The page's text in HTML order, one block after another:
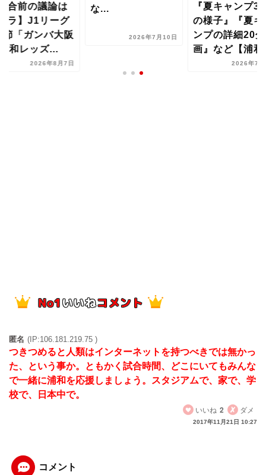
合前の議論は
ラ】J1リーグ
節「ガンバ大阪
和レッズ...
2026年8月7日
な...
2026年7月10日
『夏キャンプ3
の様子』『夏キ
ンプの詳細20
画』など【浦和
2026年7
匿名 (IP:106.181.219.75 )
つきつめると人類はインターネットを持つべきでは無かっ
た、という事か。ともかく試合時間、どこにいてもみんな
で一緒に浦和を応援しましょう。スタジアムで、家で、学
校で、日本中で。
いいね 2 ダメ
2017年11月21日 10:27
コメント